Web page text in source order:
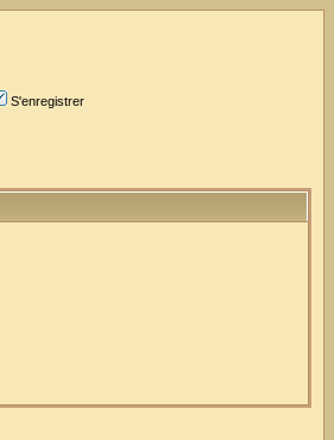
S'enregistrer